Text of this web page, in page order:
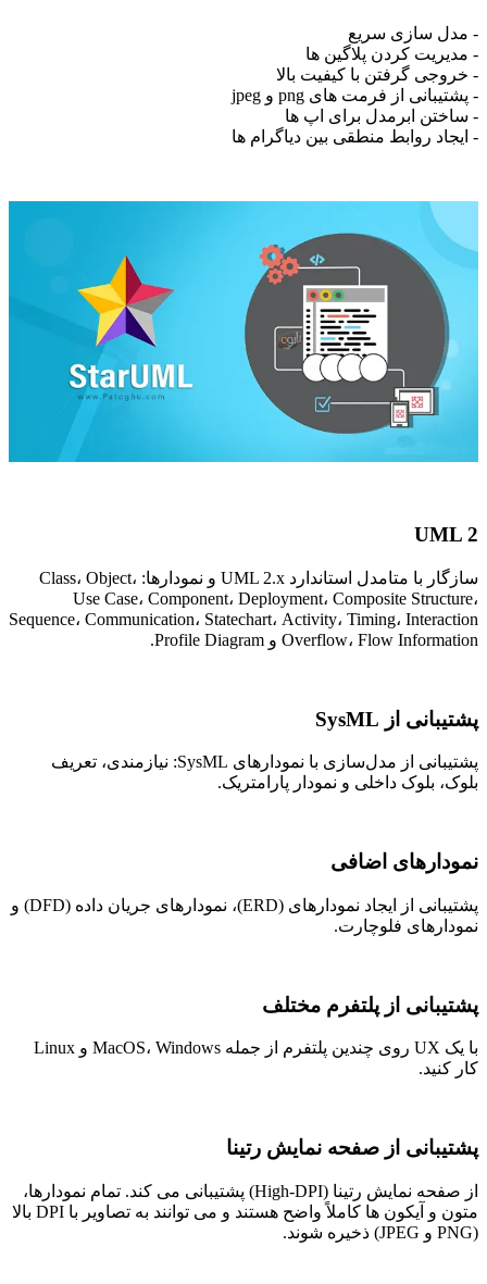
- مدل سازی سریع
- مدیریت کردن پلاگین ها
- خروجی گرفتن با کیفیت بالا
- پشتیبانی از فرمت های png و jpeg
- ساختن ابرمدل برای اپ ها
- ایجاد روابط منطقی بین دیاگرام ها
UML 2
سازگار با متامدل استاندارد UML 2.x و نمودارها: Class، Object،
Use Case، Component، Deployment، Composite Structure،
Sequence، Communication، Statechart، Activity، Timing، Interaction
Overflow، Flow Information و Profile Diagram.
پشتیبانی از SysML
پشتیبانی از مدل‌سازی با نمودارهای SysML: نیازمندی، تعریف
بلوک، بلوک داخلی و نمودار پارامتریک.
نمودارهای اضافی
پشتیبانی از ایجاد نمودارهای (ERD)، نمودارهای جریان داده (DFD) و
نمودارهای فلوچارت.
پشتیبانی از پلتفرم مختلف
با یک UX روی چندین پلتفرم از جمله MacOS، Windows و Linux
کار کنید.
پشتیبانی از صفحه نمایش رتینا
از صفحه نمایش رتینا (High-DPI) پشتیبانی می کند. تمام نمودارها،
متون و آیکون ها کاملاً واضح هستند و می توانند به تصاویر با DPI بالا
(PNG و JPEG) ذخیره شوند.